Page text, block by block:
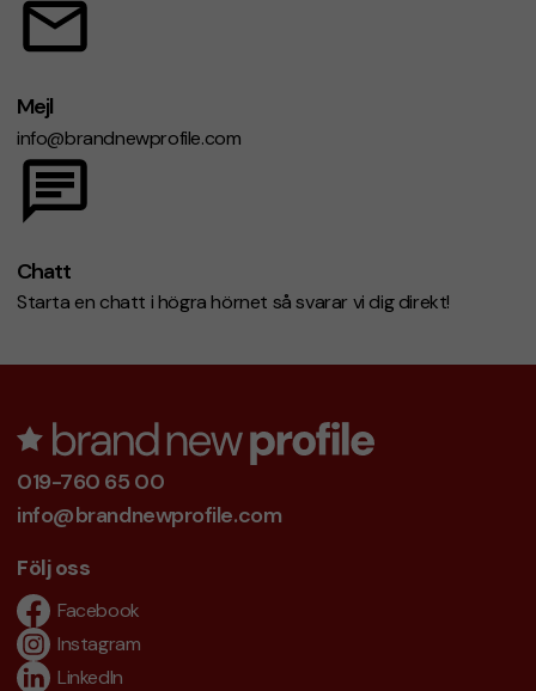
Mejl
info@brandnewprofile.com
Chatt
Starta en chatt i högra hörnet så svarar vi dig direkt!
019-760 65 00
info@brandnewprofile.com
Följ oss
Facebook
Instagram
LinkedIn